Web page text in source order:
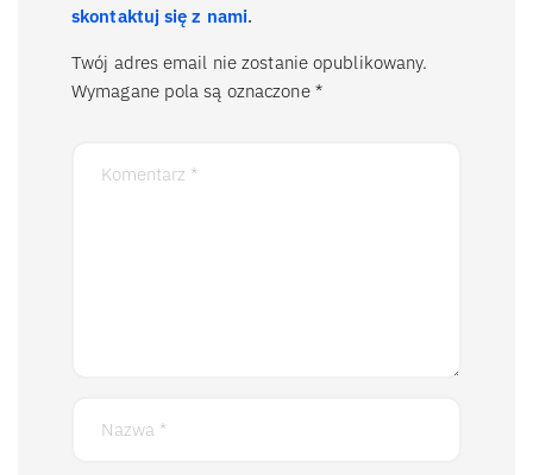
skontaktuj się z nami.
Twój adres email nie zostanie opublikowany.
Wymagane pola są oznaczone *